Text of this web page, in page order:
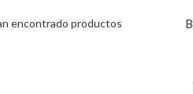
encontrado productos